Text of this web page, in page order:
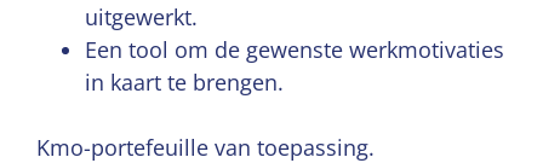
uitgewerkt.
Een tool om de gewenste werkmotivaties
in kaart te brengen.
Kmo-portefeuille van toepassing.